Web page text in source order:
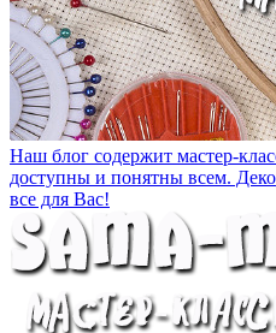
Наш блог содержит мастер-
доступны и понятны всем.
все для Вас!